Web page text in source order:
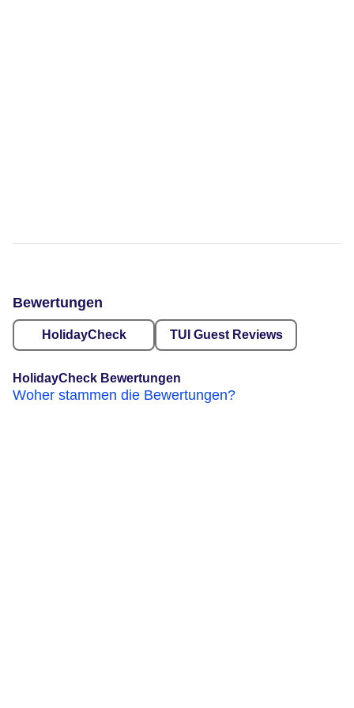
Bewertungen
HolidayCheck TUI Guest Reviews
HolidayCheck Bewertungen
Woher stammen die Bewertungen?